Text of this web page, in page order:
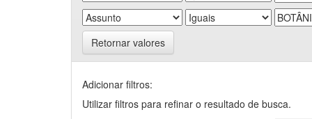
Retornar valores
Adicionar filtros:
Utilizar filtros para refinar o resultado de busca.